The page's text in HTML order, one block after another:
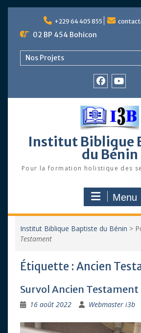
content
+229 64 405 855
02 BP 454 Bohicon
Nos Projets
Youtube
Institut Biblique
du Bénin
Pour la formation holistique des
Menu
Institut Biblique Baptiste du Bénin >
Testament
Étiquette : Ancien
Survol Ancien Testament
16 août 2022 Webmaster i3b